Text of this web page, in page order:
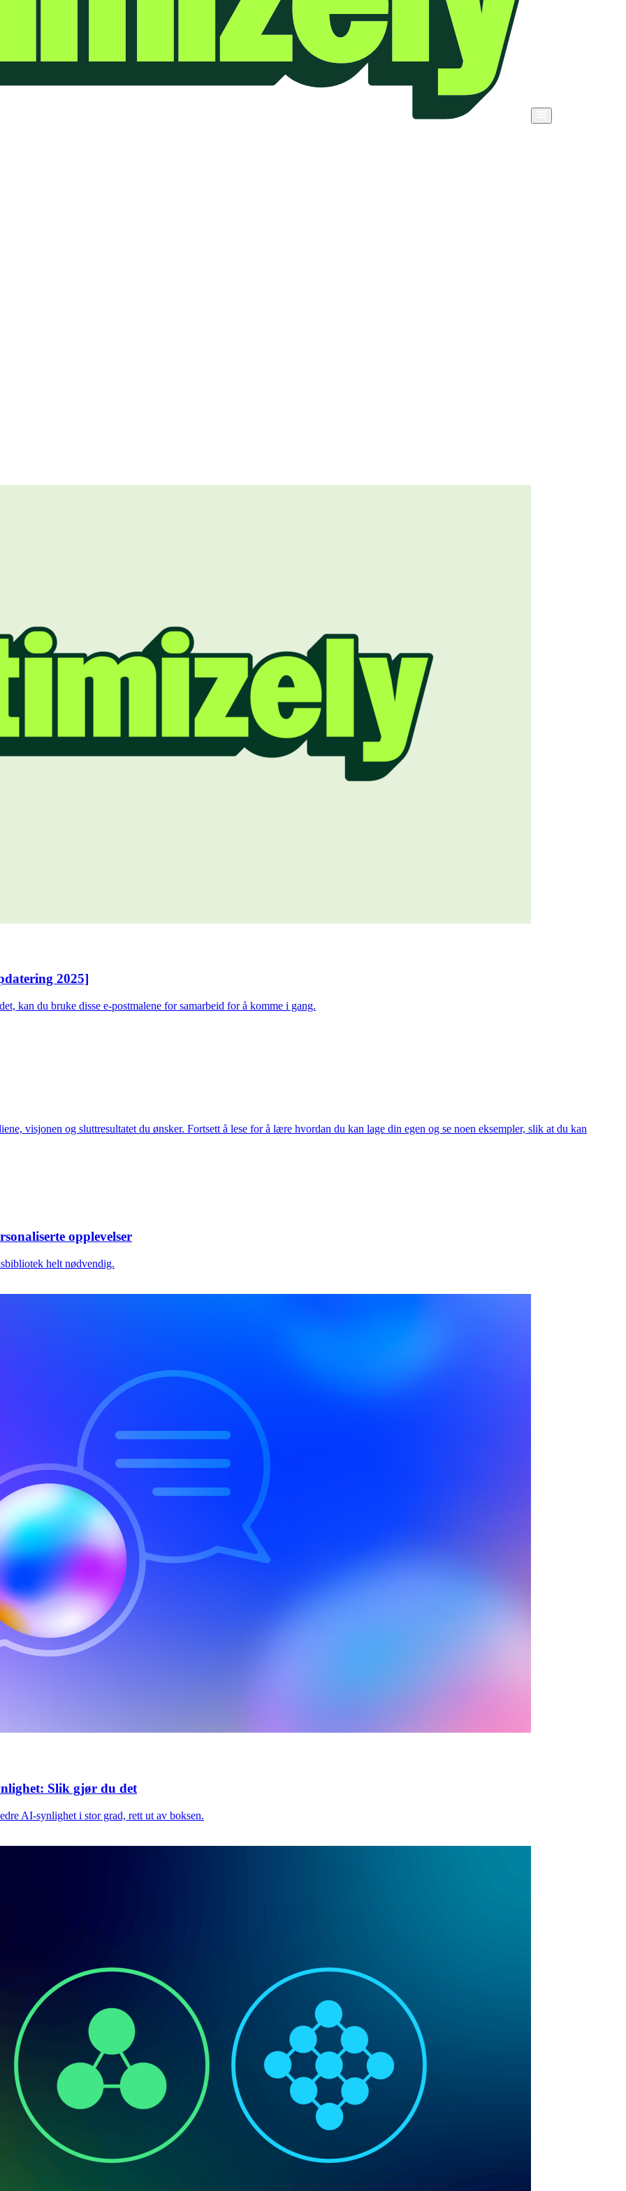
2025]
kan du bruke disse e-postmalene for samarbeid for å komme i gang.
visjonen og sluttresultatet du ønsker. Fortsett å lese for å lære hvordan du kan lage din egen og se noen eksempler, slik at du kan
opplevelser
helt nødvendig.
Slik gjør du det
AI-synlighet i stor grad, rett ut av boksen.